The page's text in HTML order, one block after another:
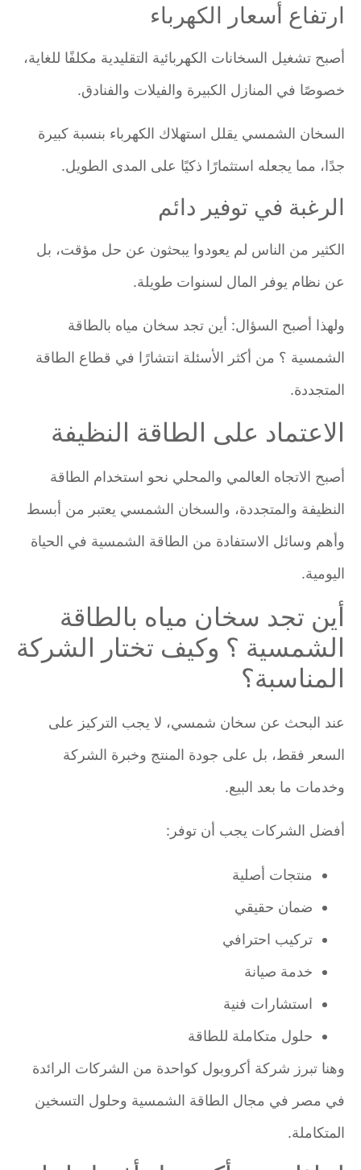
ارتفاع أسعار الكهرباء
أصبح تشغيل السخانات الكهربائية التقليدية مكلفًا للغاية،
خصوصًا في المنازل الكبيرة والفيلات والفنادق.
السخان الشمسي يقلل استهلاك الكهرباء بنسبة كبيرة
جدًا، مما يجعله استثمارًا ذكيًا على المدى الطويل.
الرغبة في توفير دائم
الكثير من الناس لم يعودوا يبحثون عن حل مؤقت، بل
عن نظام يوفر المال لسنوات طويلة.
ولهذا أصبح السؤال: أين تجد سخان مياه بالطاقة
الشمسية ؟ من أكثر الأسئلة انتشارًا في قطاع الطاقة
المتجددة.
الاعتماد على الطاقة النظيفة
أصبح الاتجاه العالمي والمحلي نحو استخدام الطاقة
النظيفة والمتجددة، والسخان الشمسي يعتبر من أبسط
وأهم وسائل الاستفادة من الطاقة الشمسية في الحياة
اليومية.
أين تجد سخان مياه بالطاقة
الشمسية ؟ وكيف تختار الشركة
المناسبة؟
عند البحث عن سخان شمسي، لا يجب التركيز على
السعر فقط، بل على جودة المنتج وخبرة الشركة
وخدمات ما بعد البيع.
أفضل الشركات يجب أن توفر:
منتجات أصلية
ضمان حقيقي
تركيب احترافي
خدمة صيانة
استشارات فنية
حلول متكاملة للطاقة
وهنا تبرز شركة أكروبول كواحدة من الشركات الرائدة
في مصر في مجال الطاقة الشمسية وحلول التسخين
المتكاملة.